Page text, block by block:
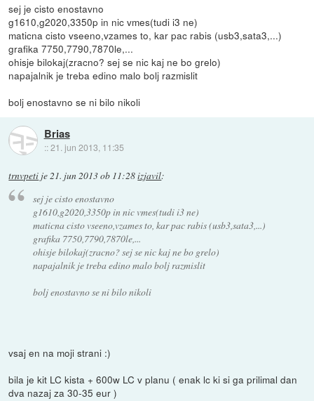
sej je cisto enostavno
g1610,g2020,3350p in nic vmes(tudi i3 ne)
maticna cisto vseeno,vzames to, kar pac rabis (usb3,sata3,...)
grafika 7750,7790,7870le,...
ohisje bilokaj(zracno? sej se nic kaj ne bo grelo)
napajalnik je treba edino malo bolj razmislit
bolj enostavno se ni bilo nikoli
Brias
::21. jun 2013, 11:35
trnvpeti je 21. jun 2013 ob 11:28izjavil:
sej je cisto enostavno
g1610,g2020,3350p in nic vmes(tudi i3 ne)
maticna cisto vseeno,vzames to, kar pac rabis (usb3,sata3,...)
grafika 7750,7790,7870le,...
ohisje bilokaj(zracno? sej se nic kaj ne bo grelo)
napajalnik je treba edino malo bolj razmislit
bolj enostavno se ni bilo nikoli
vsaj en na moji strani :)
bila je kit LC kista + 600w LC v planu ( enak lc ki si ga prilimal dan
dva nazaj za 30-35 eur )